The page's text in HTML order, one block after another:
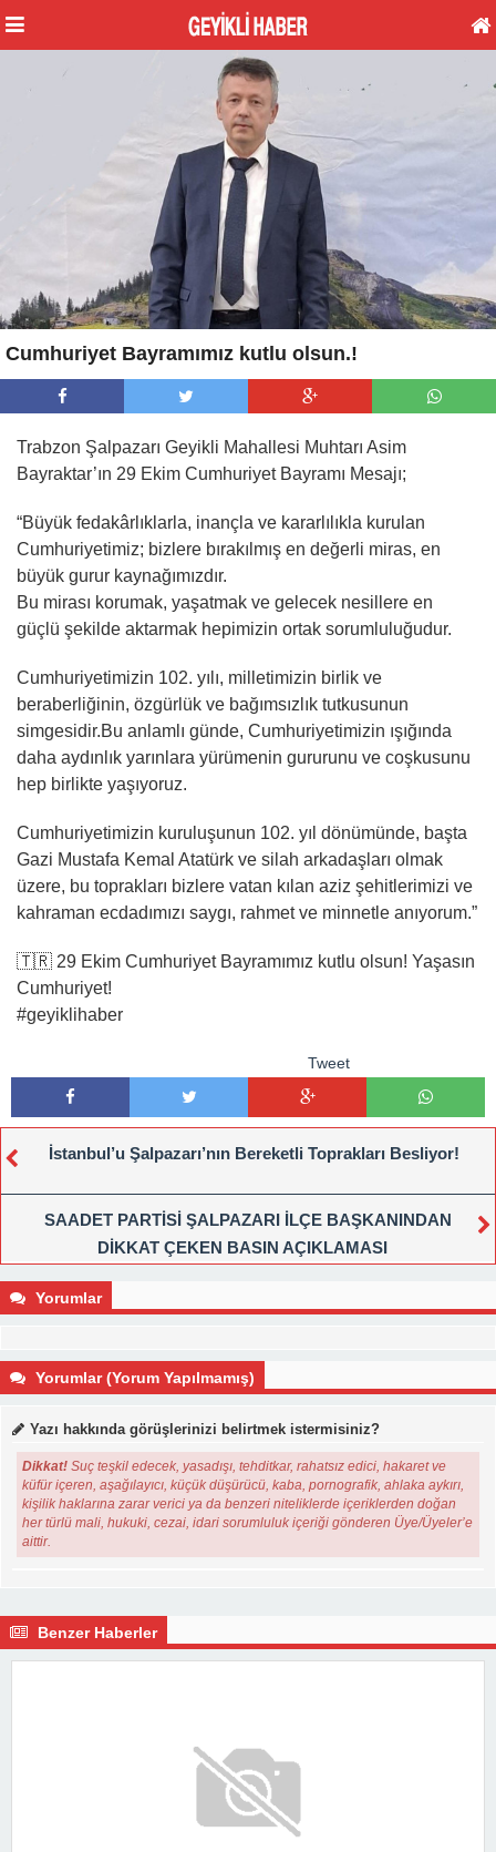
Cumhuriyet Bayramımız kutlu olsun.!
Trabzon Şalpazarı Geyikli Mahallesi Muhtarı Asim
Bayraktar’ın 29 Ekim Cumhuriyet Bayramı Mesajı;
“Büyük fedakârlıklarla, inançla ve kararlılıkla kurulan
Cumhuriyetimiz; bizlere bırakılmış en değerli miras, en
büyük gurur kaynağımızdır.
Bu mirası korumak, yaşatmak ve gelecek nesillere en
güçlü şekilde aktarmak hepimizin ortak sorumluluğudur.
Cumhuriyetimizin 102. yılı, milletimizin birlik ve
beraberliğinin, özgürlük ve bağımsızlık tutkusunun
simgesidir.Bu anlamlı günde, Cumhuriyetimizin ışığında
daha aydınlık yarınlara yürümenin gururunu ve coşkusunu
hep birlikte yaşıyoruz.
Cumhuriyetimizin kuruluşunun 102. yıl dönümünde, başta
Gazi Mustafa Kemal Atatürk ve silah arkadaşları olmak
üzere, bu toprakları bizlere vatan kılan aziz şehitlerimizi ve
kahraman ecdadımızı saygı, rahmet ve minnetle anıyorum.”
🇹🇷 29 Ekim Cumhuriyet Bayramımız kutlu olsun! Yaşasın
Cumhuriyet!
#geyiklihaber
Tweet
İstanbul’u Şalpazarı’nın Bereketli Toprakları Besliyor!
SAADET PARTİSİ ŞALPAZARI İLÇE BAŞKANINDAN
DİKKAT ÇEKEN BASIN AÇIKLAMASI
Yorumlar
Yorumlar (Yorum Yapılmamış)
Yazı hakkında görüşlerinizi belirtmek istermisiniz?
Dikkat! Suç teşkil edecek, yasadışı, tehditkar, rahatsız edici, hakaret ve
küfür içeren, aşağılayıcı, küçük düşürücü, kaba, pornografik, ahlaka aykırı,
kişilik haklarına zarar verici ya da benzeri niteliklerde içeriklerden doğan
her türlü mali, hukuki, cezai, idari sorumluluk içeriği gönderen Üye/Üyeler’e
aittir.
Benzer Haberler